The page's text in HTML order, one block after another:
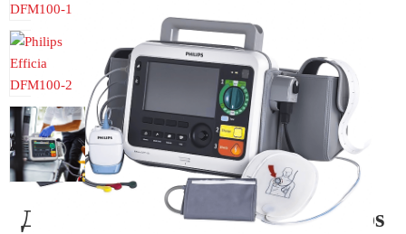
Дефибриллятор-монитор Philips